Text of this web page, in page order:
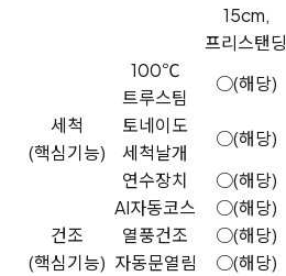
15cm,
프리스탠딩
세척
(핵심기능)
100℃
트루스팀
○(해당)
토네이도
세척날개
○(해당)
연수장치
○(해당)
AI자동코스
○(해당)
건조
(핵심기능)
열풍건조 ○(해당)
자동문열림
○(해당)